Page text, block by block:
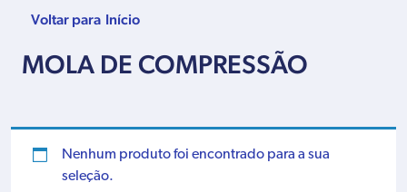
Início
MOLA DE COMPRESSÃO
Nenhum produto foi encontrado para a sua
seleção.